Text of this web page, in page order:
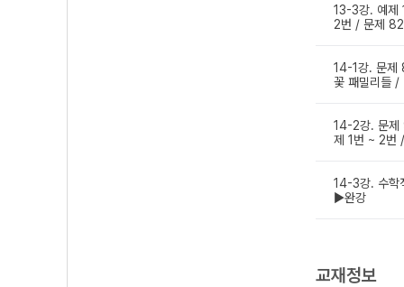
13-3강. 예제
2번 / 문제
14-1강. 문제
꽃 패밀리들 /
14-2강. 문제
제 1번 ~ 2번
14-3강. 수학
▶완강
교재정보